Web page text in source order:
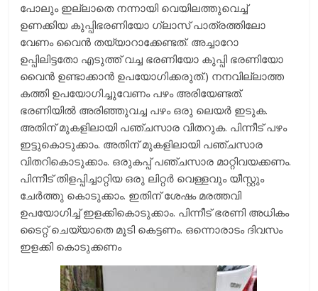
പോലും ഇല്ലാതെ നന്നായി വെയിലത്തുവെച്ച്
ഉണക്കിയ കുപ്പിഭരണിയോ ഗ്ലാസ് പാത്രത്തിലോ
വേണം വൈന്‍ തയ്യാറാക്കേണ്ടത്. അച്ചാറോ
ഉപ്പിലിട്ടതോ എടുത്ത് വച്ച ഭരണിയോ കുപ്പി ഭരണിയോ
വൈന്‍ ഉണ്ടാക്കാന്‍ ഉപയോഗിക്കരുത്.) നനവില്ലാത്ത
കത്തി ഉപയോഗിച്ചുവേണം പഴം അരിയേണ്ടത്.
ഭരണിയില്‍ അരിഞ്ഞുവച്ച പഴം ഒരു ലെയര്‍ ഇടുക.
അതിന് മുകളിലായി പഞ്ചസാര വിതറുക. പിന്നീട് പഴം
ഇട്ടുകൊടുക്കാം. അതിന് മുകളിലായി പഞ്ചസാര
വിതറികൊടുക്കാം. ഒരുകപ്പ് പഞ്ചസാര മാറ്റിവയക്കണം.
പിന്നീട് തിളപ്പിച്ചാറ്റിയ ഒരു ലിറ്റര്‍ വെള്ളവും യീസ്റ്റും
ചേര്‍ത്തു കൊടുക്കാം. ഇതിന് ശേഷം മരത്തവി
ഉപയോഗിച്ച് ഇളക്കികൊടുക്കാം. പിന്നീട് ഭരണി അധികം
ടൈറ്റ് ചെയ്യാതെ മൂടി കെട്ടണം. ഒന്നൊരാടം ദിവസം
ഇളക്കി കൊടുക്കണം